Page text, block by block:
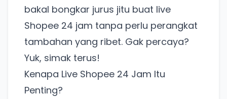
bakal bongkar jurus jitu buat live
Shopee 24 jam tanpa perlu perangkat
tambahan yang ribet. Gak percaya?
Yuk, simak terus!
Kenapa Live Shopee 24 Jam Itu
Penting?